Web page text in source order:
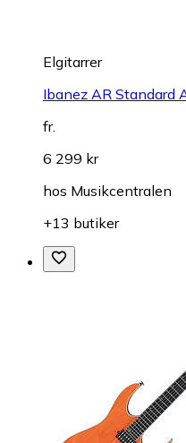
Elgitarrer
Ibanez AR Standard
fr.
6 299 kr
hos Musikcentralen
+13 butiker